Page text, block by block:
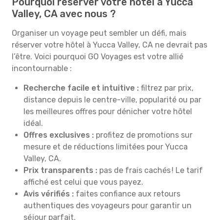
Valley, CA avec nous ?
Organiser un voyage peut sembler un défi, mais
réserver votre hôtel à Yucca Valley, CA ne devrait pas
l’être. Voici pourquoi GO Voyages est votre allié
incontournable :
Recherche facile et intuitive : filtrez par prix,
distance depuis le centre-ville, popularité ou par
les meilleures offres pour dénicher votre hôtel
idéal.
Offres exclusives : profitez de promotions sur
mesure et de réductions limitées pour Yucca
Valley, CA.
Prix transparents : pas de frais cachés ! Le tarif
affiché est celui que vous payez.
Avis vérifiés : faites confiance aux retours
authentiques des voyageurs pour garantir un
séjour parfait.